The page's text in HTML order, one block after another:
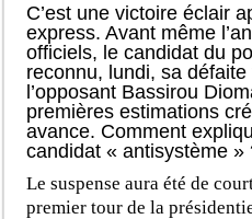
C’est une victoire éclair
express. Avant même
officiels, le candidat du
reconnu, lundi, sa défaite
l’opposant Bassirou
premières estimations
avance. Comment
candidat « antisystème »
Le suspense aura été de
premier tour de la